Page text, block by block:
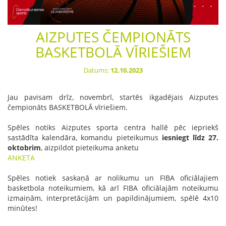
AIZPUTES ČEMPIONĀTS
BASKETBOLĀ VĪRIEŠIEM
Datums: 12.10.2023
Jau pavisam drīz, novembrī, startēs ikgadējais Aizputes
čempionāts BASKETBOLĀ vīriešiem.
Spēles notiks Aizputes sporta centra hallē pēc iepriekš
sastādīta kalendāra, komandu pieteikumus iesniegt līdz 27.
oktobrim, aizpildot pieteikuma anketu
ANKETA
Spēles notiek saskaņā ar nolikumu un FIBA oficiālajiem
basketbola noteikumiem, kā arī FIBA oficiālajām noteikumu
izmaiņām, interpretācijām un papildinājumiem, spēlē 4x10
minūtes!